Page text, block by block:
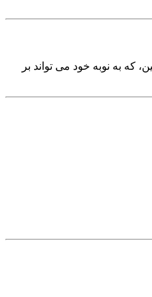
به نوبه خود می تواند بر